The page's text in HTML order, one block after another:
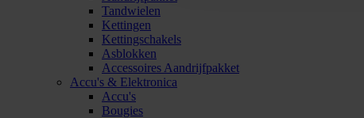
Tandwielen
Kettingen
Kettingschakels
Asblokken
Accessoires Aandrijfpakket
Accu's & Elektronica
Accu's
Bougies